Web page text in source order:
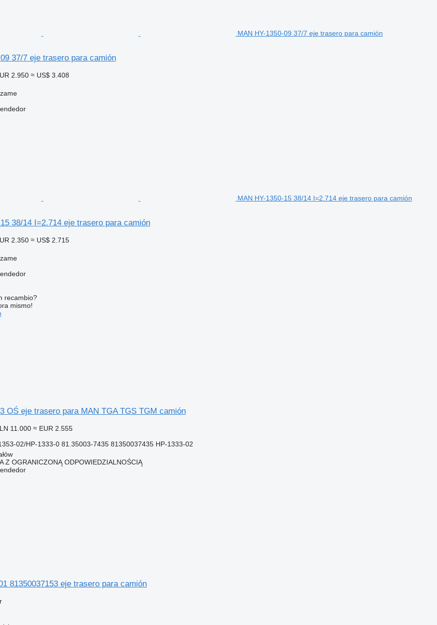
MAN HY-1350-09 37/7 eje trasero para camión
37/7 eje trasero para camión
2.950 ≈ US$ 3.408
MAN HY-1350-15 38/14 I=2.714 eje trasero para camión
38/14 I=2.714 eje trasero para camión
2.350 ≈ US$ 2.715
recambio?
mismo!
OŚ eje trasero para MAN TGA TGS TGM camión
11.000 ≈ EUR 2.555
02/HP-1333-0 81.35003-7435 81350037435 HP-1333-02
Z OGRANICZONĄ ODPOWIEDZIALNOŚCIĄ
81350037153 eje trasero para camión